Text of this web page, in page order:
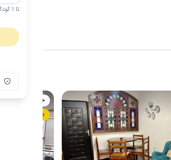
مـمـتــــــاز
تا 1 کودک زیر 5 سال در صورتحساب لحاظ نمی گردد.